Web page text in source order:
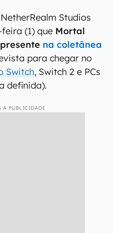
Studios
(1) que Mortal
na coletânea
para chegar no
Switch, Switch 2 e PCs
definida).
A PUBLICIDADE